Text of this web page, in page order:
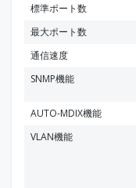
標準ポート数
最大ポート数
通信速度
SNMP機能
AUTO-MDIX機能
VLAN機能